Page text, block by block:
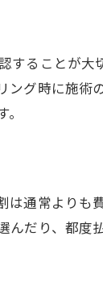
説
を紹介
ることが
グ時に施術
通常よりも
だり、都度